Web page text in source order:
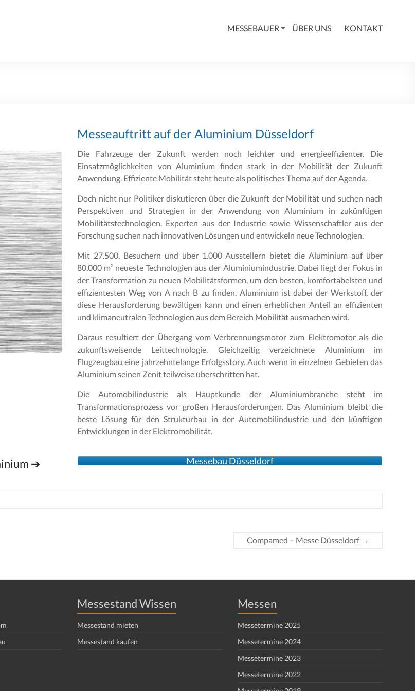
MESSEBAUER ÜBER UNS KONTAKT
Messeauftritt auf der Aluminium Düsseldorf
Die Fahrzeuge der Zukunft werden noch leichter und energieeffizienter. Die
Einsatzmöglichkeiten von Aluminium finden stark in der Mobilität der Zukunft
Anwendung. Effiziente Mobilität steht heute als politisches Thema auf der Agenda.
Doch nicht nur Politiker diskutieren über die Zukunft der Mobilität und suchen nach
Perspektiven und Strategien in der Anwendung von Aluminium in zukünftigen
Mobilitätstechnologien. Experten aus der Industrie sowie Wissenschaftler aus der
Forschung suchen nach innovativen Lösungen und entwickeln neue Technologien.
Mit 27.500, Besuchern und über 1.000 Ausstellern bietet die Aluminium auf über
80.000 m² neueste Technologien aus der Aluminiumindustrie. Dabei liegt der Fokus in
der Transformation zu neuen Mobilitätsformen, um den besten, komfortabelsten und
effizientesten Weg von A nach B zu finden. Aluminium ist dabei der Werkstoff, der
diese Herausforderung bewältigen kann und einen erheblichen Anteil an effizienten
und klimaneutralen Technologien aus dem Bereich Mobilität ausmachen wird.
Daraus resultiert der Übergang vom Verbrennungsmotor zum Elektromotor als die
zukunftsweisende Leittechnologie. Gleichzeitig verzeichnete Aluminium im
Flugzeugbau eine jahrzehntelange Erfolgsstory. Auch wenn in einzelnen Gebieten das
Aluminium seinen Zenit teilweise überschritten hat.
Die Automobilindustrie als Hauptkunde der Aluminiumbranche steht im
Transformationsprozess vor großen Herausforderungen. Das Aluminium bleibt die
beste Lösung für den Strukturbau in der Automobilindustrie und den künftigen
Entwicklungen in der Elektromobilität.
➔ Messebau Düsseldorf
Compamed – Messe Düsseldorf →
Messestand Wissen
Messestand mieten
Messestand kaufen
Messen
Messetermine 2025
Messetermine 2024
Messetermine 2023
Messetermine 2022